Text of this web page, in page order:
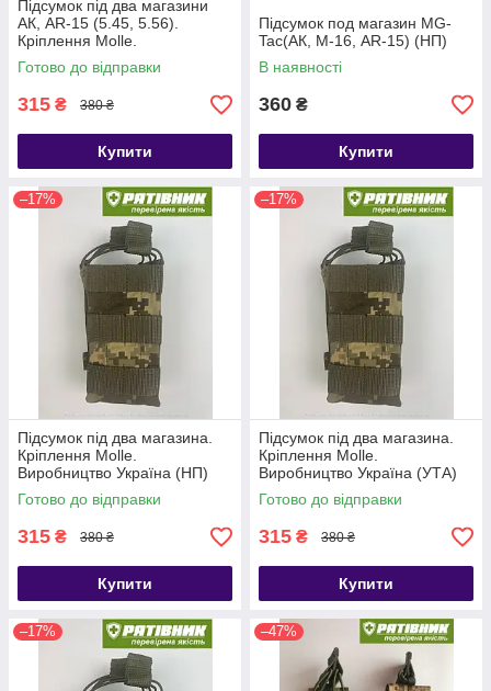
Підсумок під два магазини
АК, AR-15 (5.45, 5.56).
Кріплення Molle.
Виробництво Україна (НП)
Готово до відправки
315 ₴ 380 ₴
Купити
Підсумок под магазин MG-
Tac(АК, М-16, AR-15) (НП)
В наявності
360 ₴
Купити
–17%
Підсумок під два магазина.
Кріплення Molle.
Виробництво Україна (НП)
Готово до відправки
315 ₴ 380 ₴
Купити
–17%
Підсумок під два магазина.
Кріплення Molle.
Виробництво Україна (УТА)
Готово до відправки
315 ₴ 380 ₴
Купити
–17% –47%